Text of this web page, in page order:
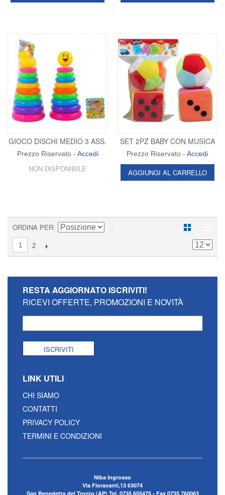
GIOCO DISCHI MEDIO 3 ASS.
Prezzo Riservato - Accedi
NON DISPONIBILE
SET 2PZ BABY CON MUSICA
Prezzo Riservato -Accedi
AGGIUNGI AL CARRELLO
ORDINA PER
1 2
RESTA AGGIORNATO ISCRIVITI!
RICEVI OFFERTE, PROMOZIONI E NOVITÀ
ISCRIVITI
LINK UTILI
CHI SIAMO
CONTATTI
PRIVACY POLICY
TERMINI E CONDIZIONI
Niba Ingrosso
Via Fioravanti,13 63074
San Benedetto del Tronto (AP) Tel. 0735 655475 - Fax 0735 760063